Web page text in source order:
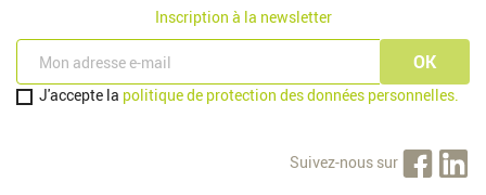
Inscription à la newsletter
J'accepte la politique de protection des données personnelles.
Suivez-nous sur